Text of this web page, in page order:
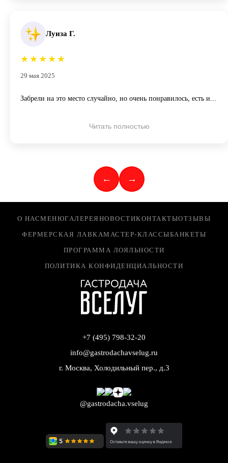
Луиза Г.
★ ★ ★ ★ ★
29 мая 2025
Забрели на это место случайно, но очень понравилось, есть и...
Читать полностью
← →
О НАСМЕНЮГАЛЕРЕЯ НОВОСТИКОНТАКТЫОТЗЫВЫ
ФЕРМЕРСКАЯ ЛАВКАМАСТЕР-КЛАССЫБАНКЕТЫ
ПРОГРАММА ЛОЯЛЬНОСТИ
ПОЛИТИКА КОНФИДЕНЦИАЛЬНОСТИ
+7 (495) 798-32-20
info@gastrodachavselug.ru
г. Москва, Холодильный пер., д.3
@gastrodacha.vselug